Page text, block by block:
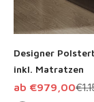
Designer
inkl. Matratzen
Angebot
ab €979,00